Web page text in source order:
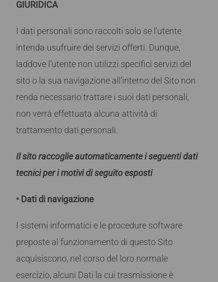
GIURIDICA
I dati personali sono raccolti solo se l’utente
intenda usufruire dei servizi offerti. Dunque,
laddove l’utente non utilizzi specifici servizi del
sito o la sua navigazione all’interno del Sito non
renda necessario trattare i suoi dati personali,
non verrà effettuata alcuna attività di
trattamento dati personali.
Il sito raccoglie automaticamente i seguenti dati
tecnici per i motivi di seguito esposti
• Dati di navigazione
I sistemi informatici e le procedure software
preposte al funzionamento di questo Sito
acquisiscono, nel corso del loro normale
esercizio, alcuni Dati la cui trasmissione è